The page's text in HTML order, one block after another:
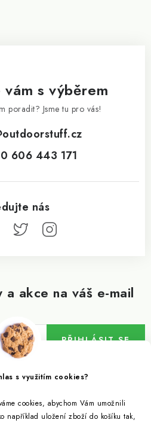
s využitím cookies?
cookies, abychom Vám umožnili
například uložení zboží do košíku tak,
akce na váš e-mail
podmínkami ochrany osobních údajů
PŘIHLÁSIT SE
vám s výběrem
poradit? Jsme tu pro vás!
outdoorstuff.cz
606 443 171